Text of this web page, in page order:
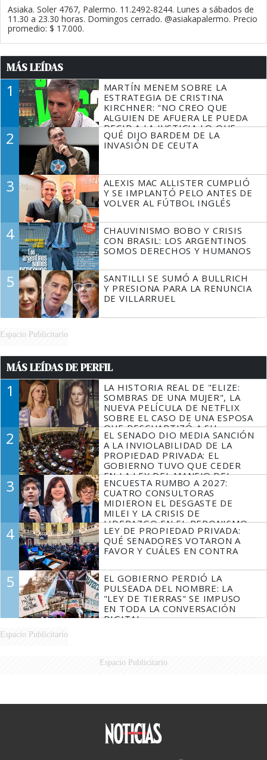
Asiaka. Soler 4767, Palermo. 11.2492-8244. Lunes a sábados de
11.30 a 23.30 horas. Domingos cerrado. @asiakapalermo. Precio
promedio: $ 17.000.
MÁS LEÍDAS
1
MARTÍN MENEM SOBRE LA
ESTRATEGIA DE CRISTINA
KIRCHNER: "NO CREO QUE
ALGUIEN DE AFUERA LE PUEDA
DECIR A LA JUSTICIA LO QUE
TIENE QUE HACER"
2
QUÉ DIJO BARDEM DE LA
INVASIÓN DE CEUTA
3
ALEXIS MAC ALLISTER CUMPLIÓ
Y SE IMPLANTÓ PELO ANTES DE
VOLVER AL FÚTBOL INGLÉS
4
CHAUVINISMO BOBO Y CRISIS
CON BRASIL: LOS ARGENTINOS
SOMOS DERECHOS Y HUMANOS
5
SANTILLI SE SUMÓ A BULLRICH
Y PRESIONA PARA LA RENUNCIA
DE VILLARRUEL
Espacio Publicitario
MÁS LEÍDAS DE PERFIL
1
LA HISTORIA REAL DE "ELIZE:
SOMBRAS DE UNA MUJER", LA
NUEVA PELÍCULA DE NETFLIX
SOBRE EL CASO DE UNA ESPOSA
QUE DESCUARTIZÓ A SU
MARIDO
2
EL SENADO DIO MEDIA SANCIÓN
A LA INVIOLABILIDAD DE LA
PROPIEDAD PRIVADA: EL
GOBIERNO TUVO QUE CEDER
EN LA LEY DEL MANEJO DEL
FUEGO
3
ENCUESTA RUMBO A 2027:
CUATRO CONSULTORAS
MIDIERON EL DESGASTE DE
MILEI Y LA CRISIS DE
LIDERAZGO EN EL PERONISMO
4
LEY DE PROPIEDAD PRIVADA:
QUÉ SENADORES VOTARON A
FAVOR Y CUÁLES EN CONTRA
5
EL GOBIERNO PERDIÓ LA
PULSEADA DEL NOMBRE: LA
"LEY DE TIERRAS" SE IMPUSO
EN TODA LA CONVERSACIÓN
DIGITAL
Espacio Publicitario
Espacio Publicitario